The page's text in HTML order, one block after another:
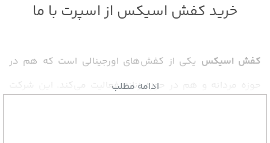
خرید کفش اسیکس از اسپرت با ما
کفش اسیکس یکی از کفش‌های اورجینالی است که هم در
حوزه مردانه و هم در حوزه زنانه فعالیت می‌کند. این شرکت
ادامه مطلب